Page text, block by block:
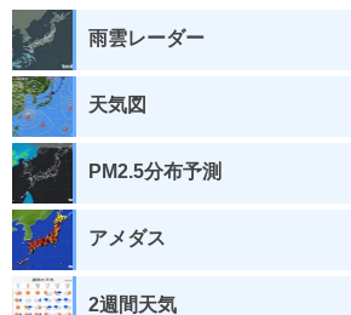
雨雲レーダー
天気図
PM2.5分布予測
アメダス
2週間天気